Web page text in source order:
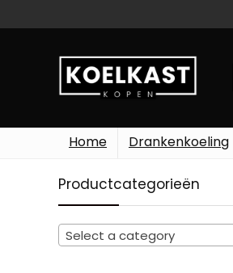
Home Drankenkoeling
Productcategorieën
Select a category